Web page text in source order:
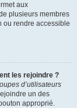
aux
plusieurs membres
ou rendre accessible
les rejoindre ?
d’utilisateurs
un des
approprié.